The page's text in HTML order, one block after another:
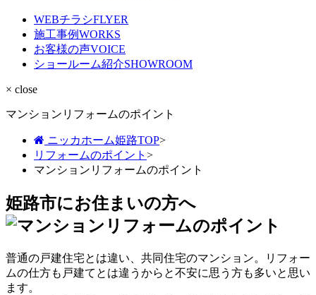
WEBチラシFLYER
施工事例WORKS
お客様の声VOICE
ショールーム紹介SHOWROOM
× close
マンションリフォームのポイント
ニッカホーム姫路TOP>
リフォームのポイント >
マンションリフォームのポイント
姫路市にお住まいの方へ
普通の戸建住宅とは違い、共同住宅のマンション。リフォー
ムの仕方も戸建てとは違うからと不安に思う方も多いと思い
ます。